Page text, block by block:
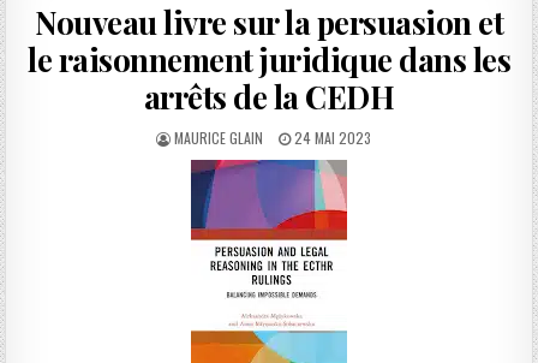
Nouveau livre sur la persuasion et
le raisonnement juridique dans les
arrêts de la CEDH
AUTHOR:
MAURICE GLAIN
PUBLISHED
DATE:
24 MAI 2023